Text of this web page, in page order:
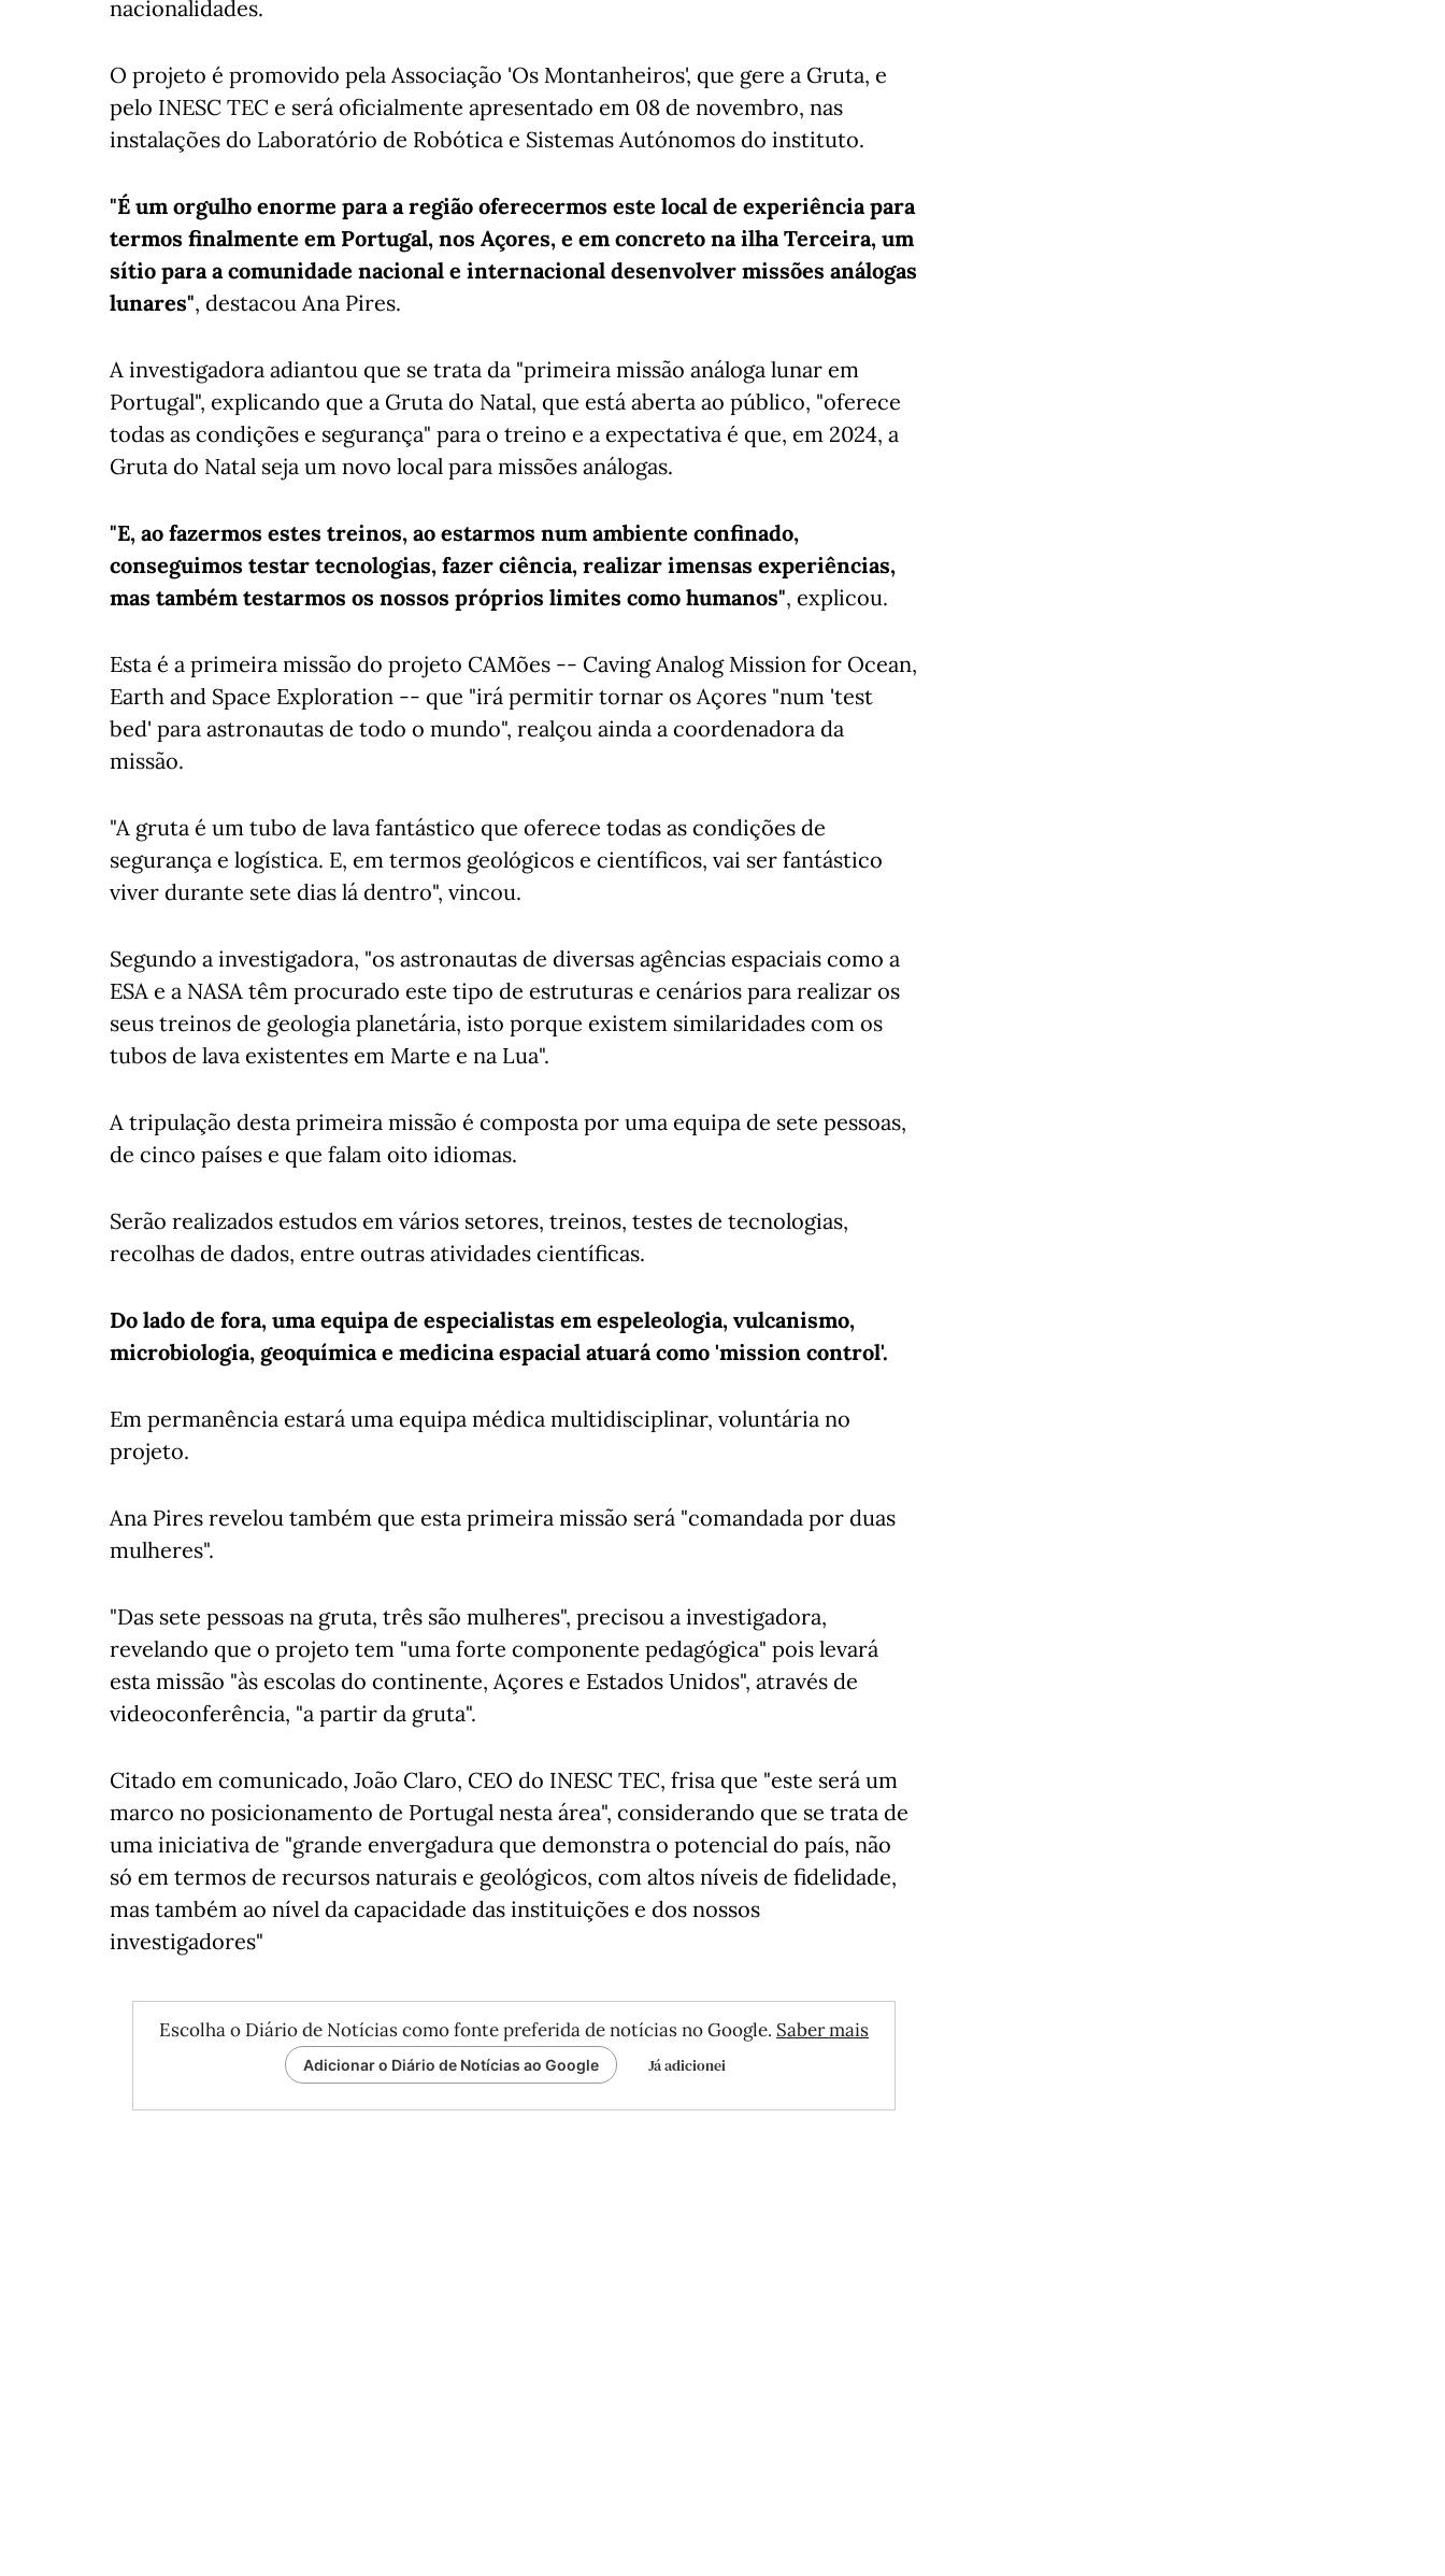
nacionalidades.
O projeto é promovido pela Associação 'Os Montanheiros', que gere a Gruta, e
pelo INESC TEC e será oficialmente apresentado em 08 de novembro, nas
instalações do Laboratório de Robótica e Sistemas Autónomos do instituto.
"É um orgulho enorme para a região oferecermos este local de experiência para
termos finalmente em Portugal, nos Açores, e em concreto na ilha Terceira, um
sítio para a comunidade nacional e internacional desenvolver missões análogas
lunares", destacou Ana Pires.
A investigadora adiantou que se trata da "primeira missão análoga lunar em
Portugal", explicando que a Gruta do Natal, que está aberta ao público, "oferece
todas as condições e segurança" para o treino e a expectativa é que, em 2024, a
Gruta do Natal seja um novo local para missões análogas.
"E, ao fazermos estes treinos, ao estarmos num ambiente confinado,
conseguimos testar tecnologias, fazer ciência, realizar imensas experiências,
mas também testarmos os nossos próprios limites como humanos", explicou.
Esta é a primeira missão do projeto CAMões -- Caving Analog Mission for Ocean,
Earth and Space Exploration -- que "irá permitir tornar os Açores "num 'test
bed' para astronautas de todo o mundo", realçou ainda a coordenadora da
missão.
"A gruta é um tubo de lava fantástico que oferece todas as condições de
segurança e logística. E, em termos geológicos e científicos, vai ser fantástico
viver durante sete dias lá dentro", vincou.
Segundo a investigadora, "os astronautas de diversas agências espaciais como a
ESA e a NASA têm procurado este tipo de estruturas e cenários para realizar os
seus treinos de geologia planetária, isto porque existem similaridades com os
tubos de lava existentes em Marte e na Lua".
A tripulação desta primeira missão é composta por uma equipa de sete pessoas,
de cinco países e que falam oito idiomas.
Serão realizados estudos em vários setores, treinos, testes de tecnologias,
recolhas de dados, entre outras atividades científicas.
Do lado de fora, uma equipa de especialistas em espeleologia, vulcanismo,
microbiologia, geoquímica e medicina espacial atuará como 'mission control'.
Em permanência estará uma equipa médica multidisciplinar, voluntária no
projeto.
Ana Pires revelou também que esta primeira missão será "comandada por duas
mulheres".
"Das sete pessoas na gruta, três são mulheres", precisou a investigadora,
revelando que o projeto tem "uma forte componente pedagógica" pois levará
esta missão "às escolas do continente, Açores e Estados Unidos", através de
videoconferência, "a partir da gruta".
Citado em comunicado, João Claro, CEO do INESC TEC, frisa que "este será um
marco no posicionamento de Portugal nesta área", considerando que se trata de
uma iniciativa de "grande envergadura que demonstra o potencial do país, não
só em termos de recursos naturais e geológicos, com altos níveis de fidelidade,
mas também ao nível da capacidade das instituições e dos nossos
investigadores"
Escolha o Diário de Notícias como fonte preferida de notícias no Google. Saber mais
Adicionar o Diário de Notícias ao Google Já adicionei